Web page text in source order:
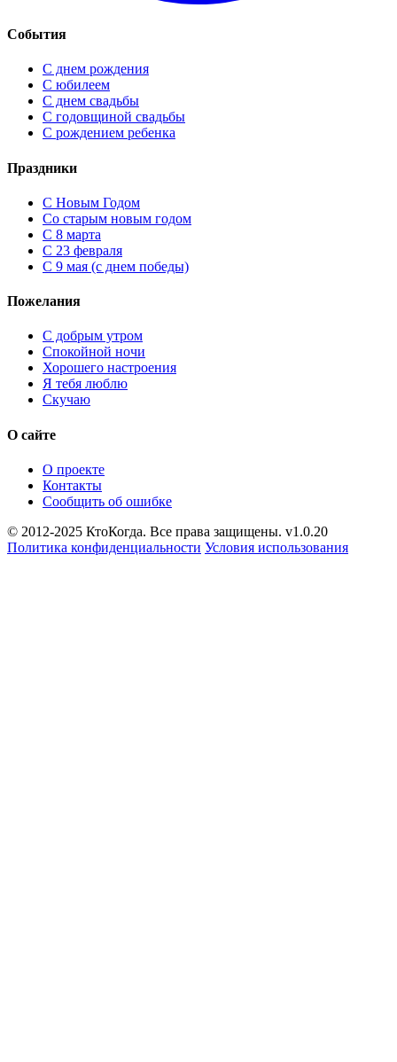
События
С днем рождения
С юбилеем
С днем свадьбы
С годовщиной свадьбы
С рождением ребенка
Праздники
C Новым Годом
Cо старым новым годом
С 8 марта
С 23 февраля
С 9 мая (с днем победы)
Пожелания
С добрым утром
Спокойной ночи
Хорошего настроения
Я тебя люблю
Скучаю
О сайте
О проекте
Контакты
Сообщить об ошибке
© 2012-2025 КтоКогда. Все права защищены. v1.0.20
Политика конфиденциальности Условия использования